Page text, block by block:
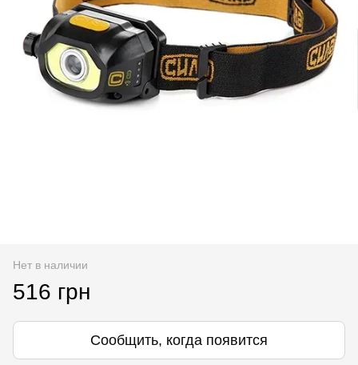
Нет в наличии
516 грн
Сообщить, когда появится